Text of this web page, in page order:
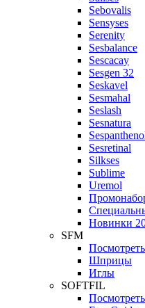
Sebovalis
Sensyses
Serenity
Sesbalance
Sescacay
Sesgen 32
Seskavel
Sesmahal
Seslash
Sesnatura
Sesretinal
Silkses
Sublime
Uremol
Новинки
SFM
Шприцы
Иглы
SOFTFIL